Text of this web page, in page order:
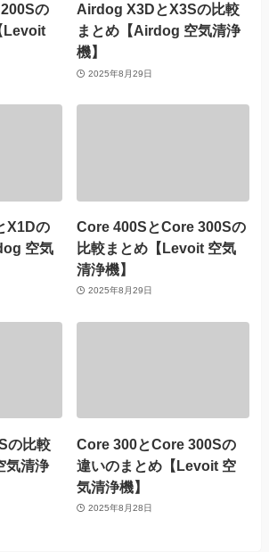
の
Levoit
Airdog X3DとX3Sの比較
まとめ【Airdog 空気清浄
機】
2025年8月29日
X1Dの
空気
Core 400SとCore 300Sの
比較まとめ【Levoit 空気
清浄機】
2025年8月29日
の比較
気清浄
Core 300とCore 300Sの
違いのまとめ【Levoit 空
気清浄機】
2025年8月28日